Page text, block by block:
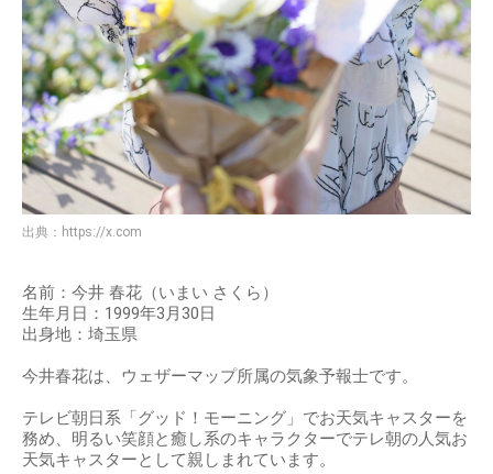
出典： https://x.com
名前：今井 春花（いまい さくら）
生年月日：1999年3月30日
出身地：埼玉県
今井春花は、ウェザーマップ所属の気象予報士です。
テレビ朝日系「グッド！モーニング」でお天気キャスターを
務め、明るい笑顔と癒し系のキャラクターでテレ朝の人気お
天気キャスターとして親しまれています。